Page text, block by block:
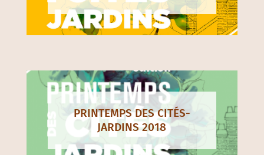
PRINTEMPS DES CITÉS-
JARDINS 2018